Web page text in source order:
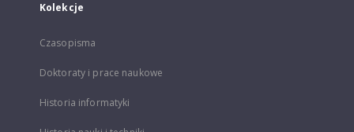
Kolekcje
Czasopisma
Doktoraty i prace naukowe
Historia informatyki